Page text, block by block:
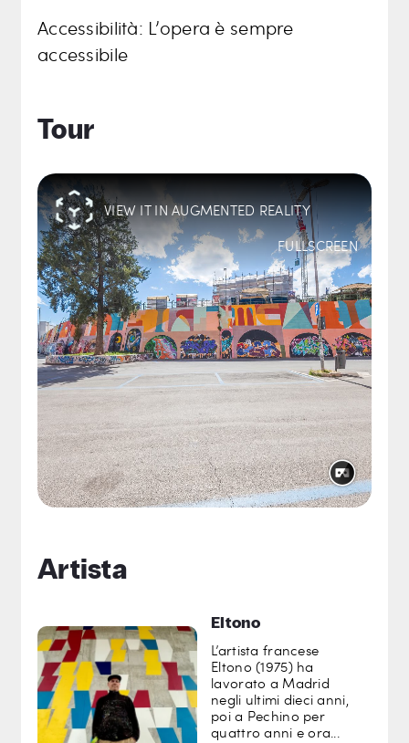
Accessibilità: L’opera è sempre
accessibile
Tour
VIEW IT IN AUGMENTED REALITY
FULLSCREEN
Artista
Eltono
L’artista francese
Eltono (1975) ha
lavorato a Madrid
negli ultimi dieci anni,
poi a Pechino per
quattro anni e ora...